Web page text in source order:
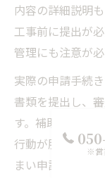
内容の詳細説明
工事前に提出が
管理にも注意が必
実際の申請手続
書類を提出し、
す。補助金活用
行動が肝心です
まい申請できな
※営